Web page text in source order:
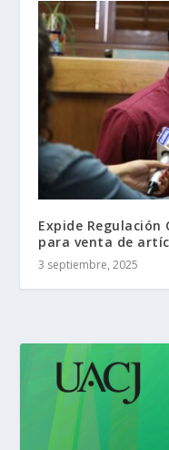
Expide Regulación
para venta de
3 septiembre, 2025